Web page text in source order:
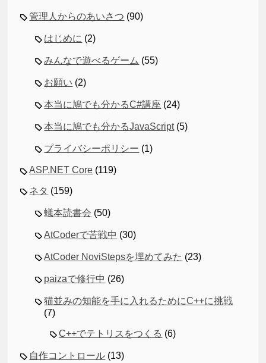
管理人からのあいさつ (90)
はじめに (2)
みんなで遊べるゲーム (55)
お願い (2)
本当に鳩でも分かるC#講座 (24)
本当に鳩でも分かるJavaScript(5)
プライバシーポリシー (1)
ASP.NET Core (119)
ネタ (159)
蟻本読書会 (50)
AtCoderで苦戦中 (30)
AtCoder NoviStepsを埋めてみた (23)
paizaで修行中 (26)
猫並みの知能を手に入れるためにC++に挑戦
(7)
C++でテトリスをつくる (6)
自作コントロール (13)